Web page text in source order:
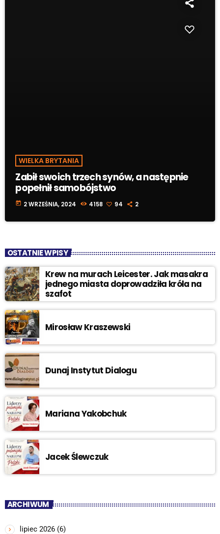
WIELKA BRYTANIA
Zabił swoich trzech synów, a następnie
popełnił samobójstwo
today 2 WRZEŚNIA, 2024 4158 94 2
OSTATNIE WPISY
Krew na murach Leicester. Jak masakra
jednego miasta doprowadziła króla na
szafot
Mirosław Kraszewski
Dunaj Instytut Dialogu
Mariana Yakobchuk
Jacek Ślewczuk
ARCHIWUM
lipiec 2026 (6)